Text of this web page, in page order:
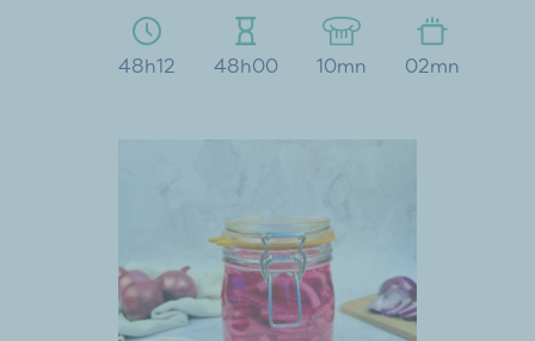
48h12 48h00 10mn 02mn